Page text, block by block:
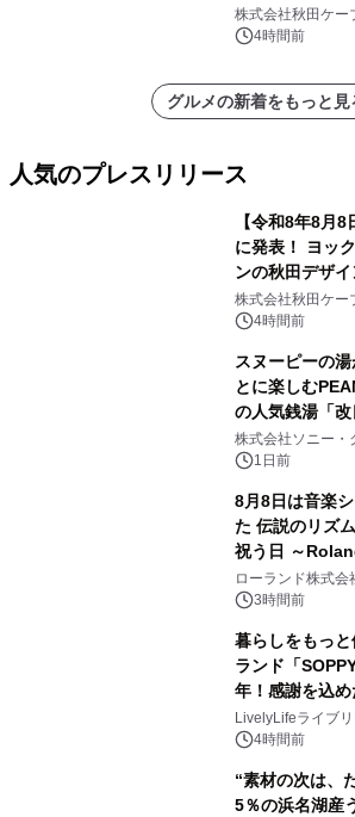
秋田犬の子犬と
るパッケージ～
株式会社秋田ケー
4時間前
グルメの新着をもっと見
人気のプレスリリース
【令和8年8月
に発表！ ヨッ
ンの秋田デザ
秋田犬の子犬と
るパッケージ～
株式会社秋田ケー
4時間前
スヌーピーの
とに楽しむ
の人気銭湯「
ラボレーショ
ボグッズも発売
株式会社ソニー・
1日前
8月8日は音楽
た 伝説のリズ
祝う日 ～
を展示しての
催 英国ラジオ
アーティストを
メーションを公
ローランド株式会
3時間前
暮らしをもっ
ランド「
年！感謝を込
8月10日より開
LivelyLifeライブ
4時間前
“素材の次は、
5％の浜名湖産